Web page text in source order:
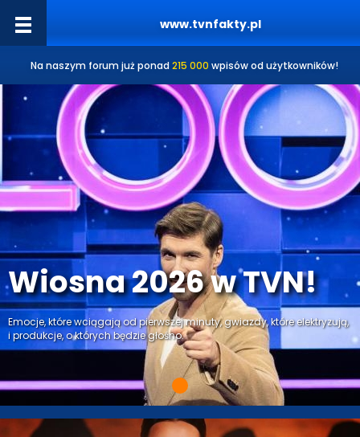
www.tvnfakty.pl
Na naszym forum już ponad 215 000 wpisów od użytkowników!
Wiosna 2026 w TVN!
Emocje, które wciągają od pierwszej minuty, gwiazdy, które elektryzują,
i produkcje, o których będzie głośno.